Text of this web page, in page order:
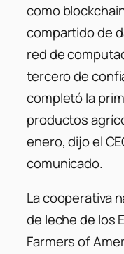
como
compartido de
red de
tercero de
completó la
productos
enero, dijo el
comunicado.
La cooperativa
de leche de los
Farmers of